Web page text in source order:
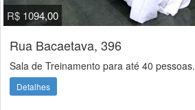
R$ 1094,00
Rua Bacaetava, 396
Sala de Treinamento para até 40 pessoas.
Detalhes